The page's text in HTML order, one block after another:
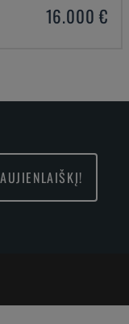
16.000 €